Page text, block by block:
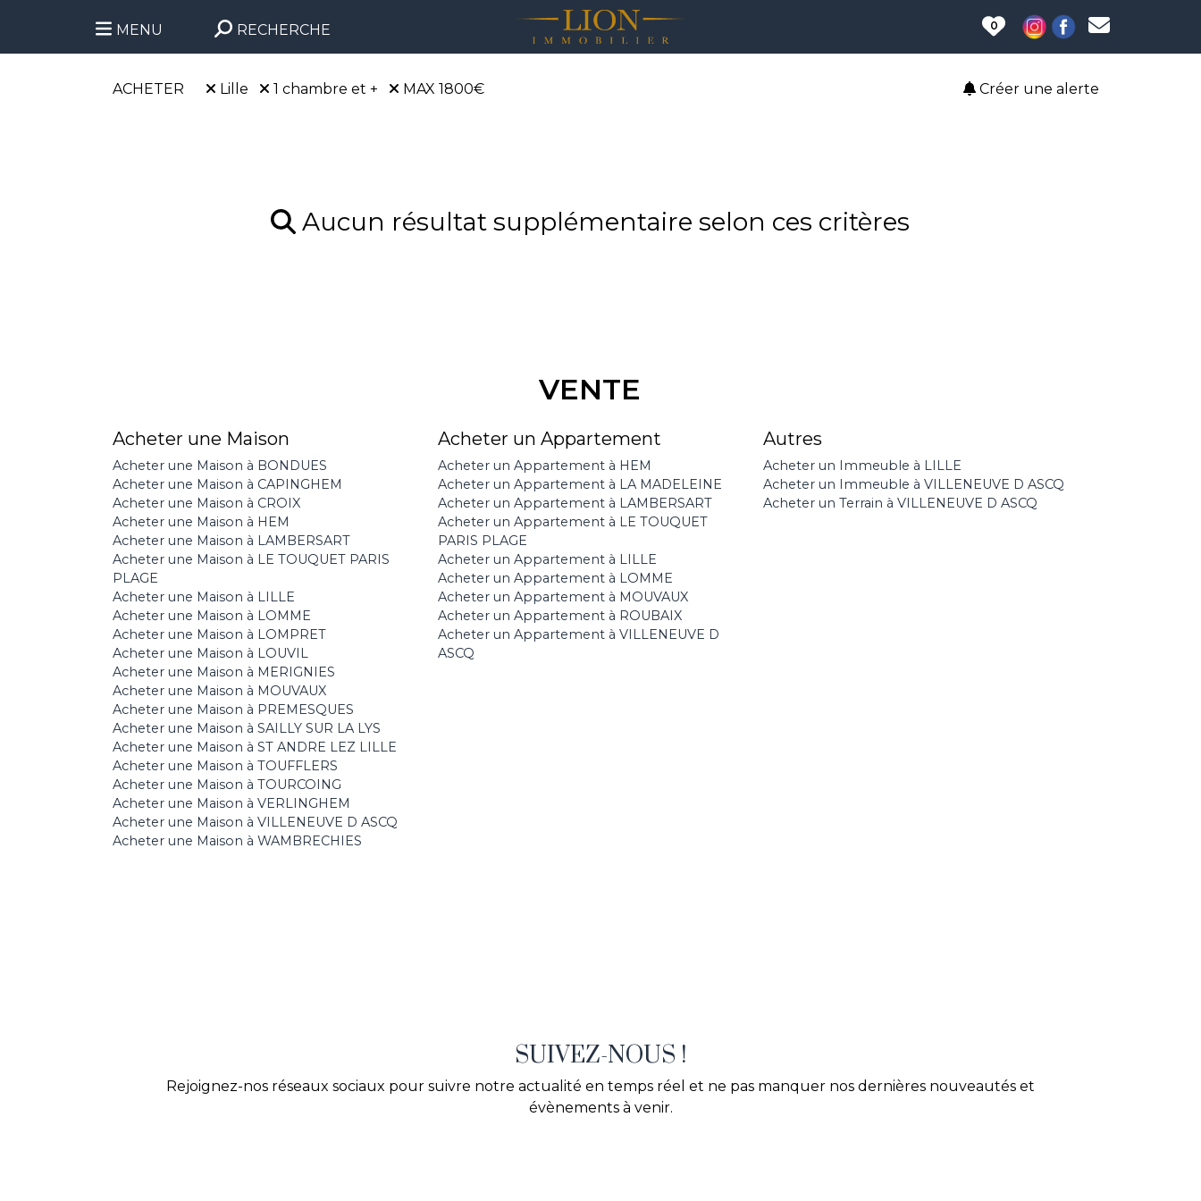
MENU RECHERCHE 0
Créer une alerte
ACHETER Lille 1 chambre et + MAX 1800€
Aucun résultat supplémentaire selon ces critères
VENTE
Acheter une Maison
Acheter une Maison à BONDUES
Acheter une Maison à CAPINGHEM
Acheter une Maison à CROIX
Acheter une Maison à HEM
Acheter une Maison à LAMBERSART
Acheter une Maison à LE TOUQUET PARIS
PLAGE
Acheter une Maison à LILLE
Acheter une Maison à LOMME
Acheter une Maison à LOMPRET
Acheter une Maison à LOUVIL
Acheter une Maison à MERIGNIES
Acheter une Maison à MOUVAUX
Acheter une Maison à PREMESQUES
Acheter une Maison à SAILLY SUR LA LYS
Acheter une Maison à ST ANDRE LEZ LILLE
Acheter une Maison à TOUFFLERS
Acheter une Maison à TOURCOING
Acheter une Maison à VERLINGHEM
Acheter une Maison à VILLENEUVE D ASCQ
Acheter une Maison à WAMBRECHIES
Acheter un Appartement
Acheter un Appartement à HEM
Acheter un Appartement à LA MADELEINE
Acheter un Appartement à LAMBERSART
Acheter un Appartement à LE TOUQUET
PARIS PLAGE
Acheter un Appartement à LILLE
Acheter un Appartement à LOMME
Acheter un Appartement à MOUVAUX
Acheter un Appartement à ROUBAIX
Acheter un Appartement à VILLENEUVE D
ASCQ
Autres
Acheter un Immeuble à LILLE
Acheter un Immeuble à VILLENEUVE D ASCQ
Acheter un Terrain à VILLENEUVE D ASCQ
SUIVEZ-NOUS !
Rejoignez-nos réseaux sociaux pour suivre notre actualité en temps réel et ne pas manquer nos dernières nouveautés et
évènements à venir.